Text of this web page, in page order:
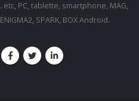
..etc, PC, tablette, smartphone, MAG,
ENIGMA2, SPARK, BOX Android.